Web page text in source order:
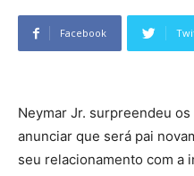
Facebook
Neymar Jr. surpreendeu
anunciar que será pai
seu relacionamento com a